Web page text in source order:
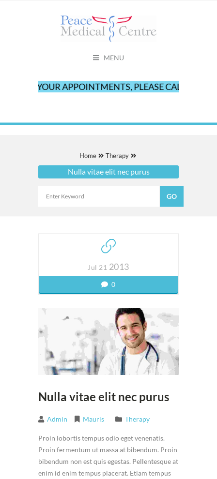
MENU
YOUR APPOINTMENTS, PLEASE CALL OUR
Home Therapy
Nulla vitae elit nec purus
Jul 21 2013
0
Nulla vitae elit nec purus
Admin Mauris Therapy
Proin lobortis tempus odio eget venenatis.
Proin fermentum ut massa at bibendum. Proin
bibendum non est quis egestas. Pellentesque at
enim id enim tempus placerat. Etiam tempus